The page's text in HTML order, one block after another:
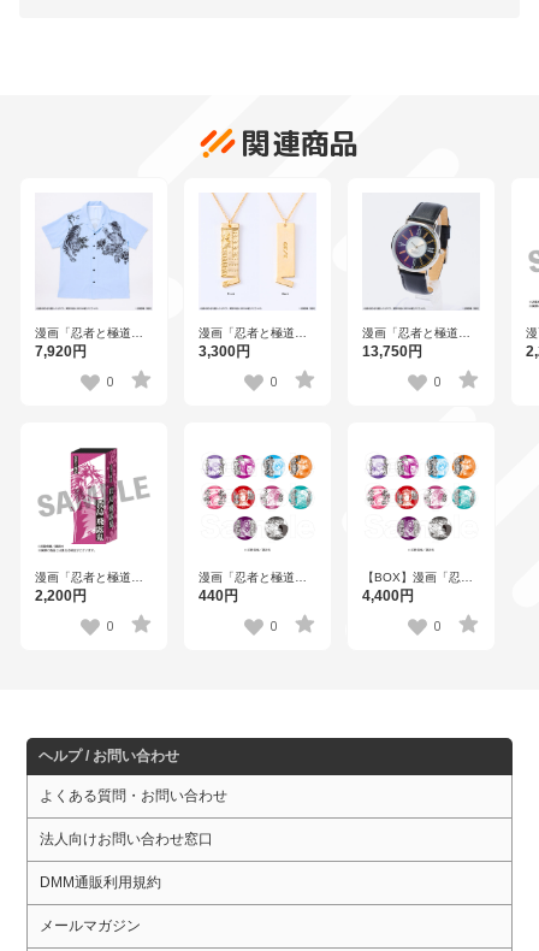
関連商品
漫画「忍者と極道」
極道の入れ墨柄シャ
7,920円
0
漫画「忍者と極道」
HELLS COUPONネ
3,300円
0
漫画「忍者と極道」
腕時計
13,750円
0
漫画「忍者と極道」
お香セット 殺島 飛露
2,200円
0
漫画「忍者と極道」
トレーディング缶バ
440円
0
【BOX】漫画「忍者
と極道」 トレーディ
4,400円
0
ヘルプ / お問い合わせ
よくある質問・お問い合わせ
法人向けお問い合わせ窓口
DMM通販利用規約
メールマガジン